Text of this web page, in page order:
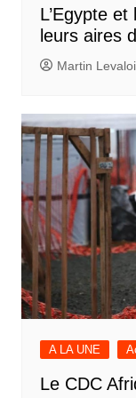
L’Egypte
leurs aires
Martin
A LA UNE
Le CDC